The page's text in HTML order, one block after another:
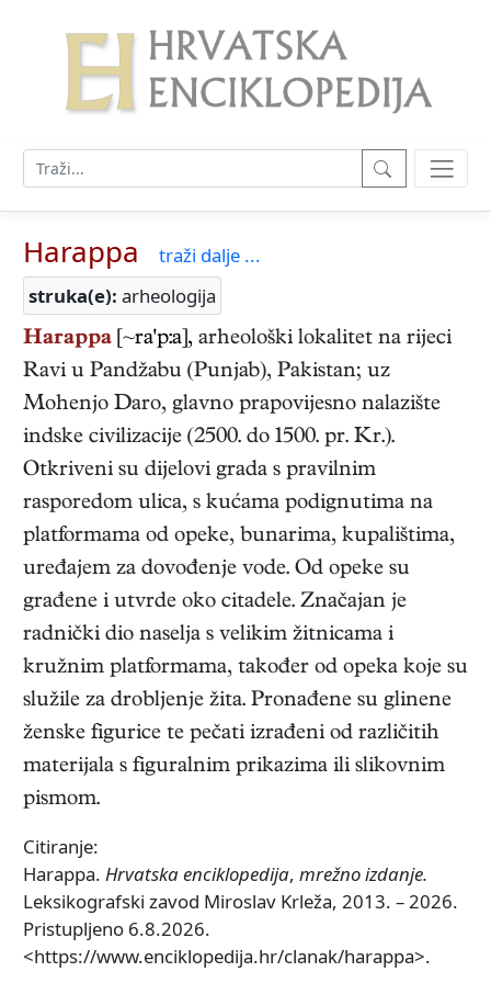
Harappa
traži dalje ...
struka(e): arheologija
Harappa [~ra'p:a], arheološki lokalitet na rijeci
Ravi u Pandžabu (Punjab), Pakistan; uz
Mohenjo Daro, glavno prapovijesno nalazište
indske civilizacije (2500. do 1500. pr. Kr.).
Otkriveni su dijelovi grada s pravilnim
rasporedom ulica, s kućama podignutima na
platformama od opeke, bunarima, kupalištima,
uređajem za dovođenje vode. Od opeke su
građene i utvrde oko citadele. Značajan je
radnički dio naselja s velikim žitnicama i
kružnim platformama, također od opeka koje su
služile za drobljenje žita. Pronađene su glinene
ženske figurice te pečati izrađeni od različitih
materijala s figuralnim prikazima ili slikovnim
pismom.
Citiranje:
Harappa. Hrvatska enciklopedija, mrežno izdanje.
Leksikografski zavod Miroslav Krleža, 2013. – 2026.
Pristupljeno 6.8.2026.
<https://www.enciklopedija.hr/clanak/harappa>.